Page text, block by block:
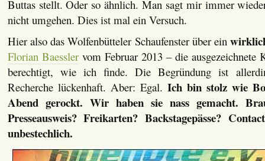
Buttas stellt. Oder so ähnlich. Man sagt mir immer
nicht umgehen. Dies ist mal ein Versuch.
Hier also das Wolfenbütteler Schaufenster über ein
Florian Baesslervom Februar 2013 – die
berechtigt, wie ich finde. Die Begründung ist
Recherche lückenhaft. Aber: Egal. Ich bin stolz wie
Abend gerockt. Wir haben sie nass gemacht.
Presseausweis? Freikarten? Backstagepässe?
unbestechlich.